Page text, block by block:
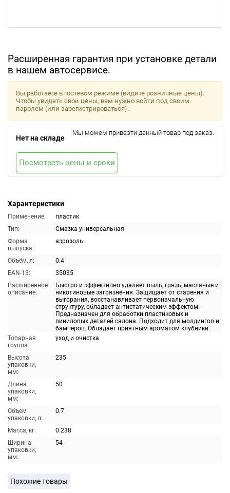
Расширенная гарантия при установке детали
в нашем автосервисе.
Характеристики
Применение:
пластик
Тип:
Смазка универсальная
Форма
выпуска:
аэрозоль
Объём, л:
0.4
EAN-13:
35035
Расширенное
описание:
Быстро и эффективно удаляет пыль, грязь, масляные и
никотиновые загрязнения. Защищает от старения и
выгорания, восстанавливает первоначальную
структуру, обладает антистатическим эффектом.
Предназначен для обработки пластиковых и
виниловых деталей салона. Подходит для молдингов и
бамперов. Обладает приятным ароматом клубники.
Товарная
группа:
уход и очистка
Высота
упаковки,
мм:
235
Длина
упаковки,
мм:
50
Объем
упаковки, л:
0.7
Масса, кг:
0.238
Ширина
упаковки,
мм:
54
Вы работаете в гостевом режиме (видите розничные цены).
Чтобы увидеть свои цены, вам нужно войти под своим
паролем (или зарегистрироваться).
Нет на складе
Мы можем привезти данный товар под заказ.
Посмотреть цены и сроки
Похожие товары